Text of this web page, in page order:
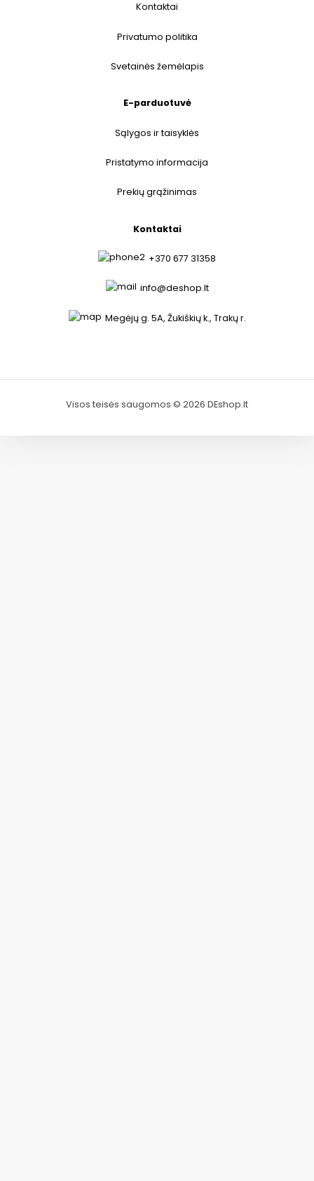
Kontaktai
Privatumo politika
Svetainės žemėlapis
E-parduotuvė
Sąlygos ir taisyklės
Pristatymo informacija
Prekių grąžinimas
Kontaktai
+370 677 31358
info@deshop.lt
Megėjų g. 5A, Žukiškių k., Trakų r.
Visos teisės saugomos © 2026 DEshop.lt